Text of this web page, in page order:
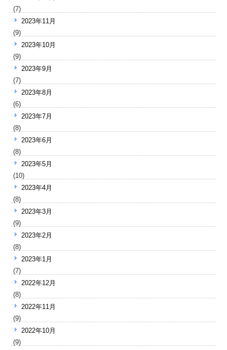
(7)
2023年11月
(9)
2023年10月
(9)
2023年9月
(7)
2023年8月
(6)
2023年7月
(8)
2023年6月
(8)
2023年5月
(10)
2023年4月
(8)
2023年3月
(9)
2023年2月
(8)
2023年1月
(7)
2022年12月
(8)
2022年11月
(9)
2022年10月
(9)